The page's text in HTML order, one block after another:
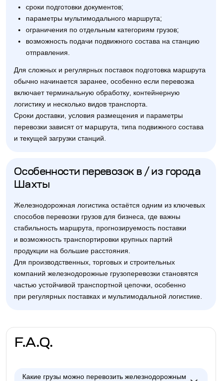
сроки подготовки документов;
параметры мультимодального маршрута;
ограничения по отдельным категориям грузов;
возможность подачи подвижного состава на станцию
отправления.
Для сложных и регулярных поставок подготовка маршрута
обычно начинается заранее, особенно если перевозка
включает терминальную обработку, контейнерную
логистику и несколько видов транспорта.
Сроки доставки, условия размещения и параметры
перевозки зависят от маршрута, типа подвижного состава
и текущей загрузки станций.
Особенности перевозок в / из города
Шахты
Железнодорожная логистика остаётся одним из ключевых
способов перевозки грузов для бизнеса, где важны
стабильность маршрута, прогнозируемость поставки
и возможность транспортировки крупных партий
продукции на большие расстояния.
Для производственных, торговых и строительных
компаний железнодорожные грузоперевозки становятся
частью устойчивой транспортной цепочки, особенно
при регулярных поставках и мультимодальной логистике.
F.A.Q.
Какие грузы можно перевозить железнодорожным